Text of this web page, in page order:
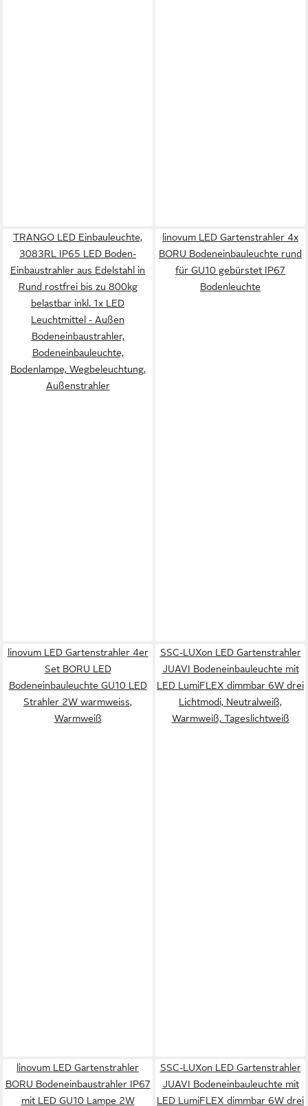
TRANGO LED Einbauleuchte,
3083RL IP65 LED Boden-
Einbaustrahler aus Edelstahl in
Rund rostfrei bis zu 800kg
belastbar inkl. 1x LED
Leuchtmittel - Außen
Bodeneinbaustrahler,
Bodeneinbauleuchte,
Bodenlampe, Wegbeleuchtung,
Außenstrahler
linovum LED Gartenstrahler 4x
BORU Bodeneinbauleuchte rund
für GU10 gebürstet IP67
Bodenleuchte
linovum LED Gartenstrahler 4er
Set BORU LED
Bodeneinbauleuchte GU10 LED
Strahler 2W warmweiss,
Warmweiß
SSC-LUXon LED Gartenstrahler
JUAVI Bodeneinbauleuchte mit
LED LumiFLEX dimmbar 6W drei
Lichtmodi, Neutralweiß,
Warmweiß, Tageslichtweiß
linovum LED Gartenstrahler
BORU Bodeneinbaustrahler IP67
mit LED GU10 Lampe 2W
SSC-LUXon LED Gartenstrahler
JUAVI Bodeneinbauleuchte mit
LED LumiFLEX dimmbar 6W drei